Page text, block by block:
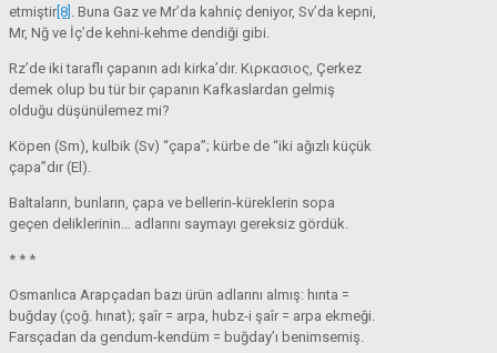
etmiştir [8] . Buna Gaz ve Mr’da kahniç deniyor, Sv’da kepni,
Mr, Nğ ve İç’de kehni-kehme dendiği gibi.
Rz’de iki taraflı çapanın adı kirka’dır. Κιρκασιος, Çerkez
demek olup bu tür bir çapanın Kafkaslardan gelmiş
olduğu düşünülemez mi?
Köpen (Sm), kulbik (Sv) “çapa”; kürbe de “iki ağızlı küçük
çapa”dır (El).
Baltaların, bunların, çapa ve bellerin-küreklerin sopa
geçen deliklerinin… adlarını saymayı gereksiz gördük.
* * *
Osmanlıca Arapçadan bazı ürün adlarını almış: hınta =
buğday (çoğ. hınat); şaîr = arpa, hubz-i şaîr = arpa ekmeği.
Farsçadan da gendum-kendüm = buğday’ı benimsemiş.